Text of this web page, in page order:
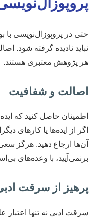
حتی در پروپوزال‌نویسی
نباید نادیده گرفته شود.
هر پژوهش معتبری هستند.
اصالت و شفافیت
اطمینان حاصل کنید که
اگر از ایده‌ها یا کارهای
آن‌ها ارجاع دهید. هرگز
برنمی‌آیید، با وعده‌های
پرهیز از سرقت
سرقت ادبی نه تنها